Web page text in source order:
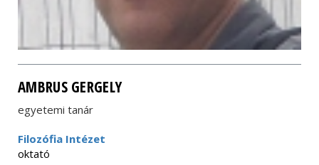
AMBRUS GERGELY
egyetemi tanár
Filozófia Intézet
oktató